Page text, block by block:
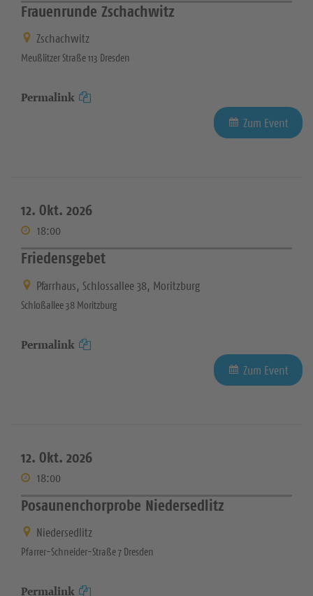
Frauenrunde Zschachwitz
Zschachwitz
Meußlitzer Straße 113 Dresden
Permalink
Zum Event
12. Okt. 2026
18:00
Friedensgebet
Pfarrhaus, Schlossallee 38, Moritzburg
Schloßallee 38 Moritzburg
Permalink
Zum Event
12. Okt. 2026
18:00
Posaunenchorprobe Niedersedlitz
Niedersedlitz
Pfarrer-Schneider-Straße 7 Dresden
Permalink